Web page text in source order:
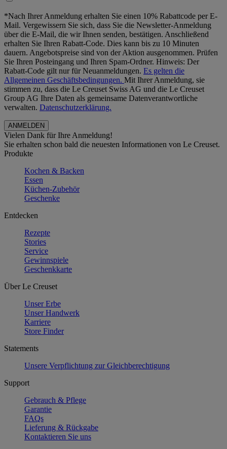
*Nach Ihrer Anmeldung erhalten Sie einen 10% Rabattcode per E-
Mail. Vergewissern Sie sich, dass Sie die Newsletter-Anmeldung
über die E-Mail, die wir Ihnen senden, bestätigen. Anschließend
erhalten Sie Ihren Rabatt-Code. Dies kann bis zu 10 Minuten
dauern. Angebotspreise sind von der Aktion ausgenommen. Prüfen
Sie Ihren Posteingang und Ihren Spam-Ordner. Hinweis: Der
Rabatt-Code gilt nur für Neuanmeldungen. Es gelten die
Allgemeinen Geschäftsbedingungen. Mit Ihrer Anmeldung, sie
stimmen zu, dass die Le Creuset Swiss AG und die Le Creuset
Group AG Ihre Daten als gemeinsame Datenverantwortliche
verwalten. Datenschutzerklärung.
Vielen Dank für Ihre Anmeldung!
Sie erhalten schon bald die neuesten Informationen von Le Creuset.
Produkte
Kochen & Backen
Essen
Küchen-Zubehör
Geschenke
Entdecken
Rezepte
Stories
Service
Gewinnspiele
Geschenkkarte
Über Le Creuset
Unser Erbe
Unser Handwerk
Karriere
Store Finder
Statements
Unsere Verpflichtung zur Gleichberechtigung
Support
Gebrauch & Pflege
Garantie
FAQs
Lieferung & Rückgabe
Kontaktieren Sie uns